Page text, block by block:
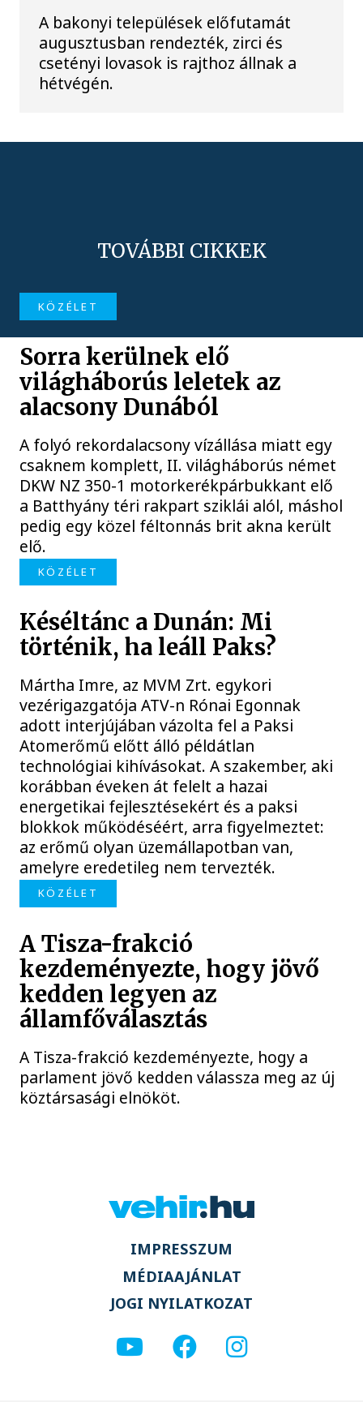
A bakonyi települések előfutamát
augusztusban rendezték, zirci és
csetényi lovasok is rajthoz állnak a
hétvégén.
TOVÁBBI CIKKEK
KÖZÉLET
Sorra kerülnek elő
világháborús leletek az
alacsony Dunából
A folyó rekordalacsony vízállása miatt egy
csaknem komplett, II. világháborús német
DKW NZ 350-1 motorkerékpárbukkant elő
a Batthyány téri rakpart sziklái alól, máshol
pedig egy közel féltonnás brit akna került
elő.
KÖZÉLET
Késéltánc a Dunán: Mi
történik, ha leáll Paks?
Mártha Imre, az MVM Zrt. egykori
vezérigazgatója ATV-n Rónai Egonnak
adott interjújában vázolta fel a Paksi
Atomerőmű előtt álló példátlan
technológiai kihívásokat. A szakember, aki
korábban éveken át felelt a hazai
energetikai fejlesztésekért és a paksi
blokkok működéséért, arra figyelmeztet:
az erőmű olyan üzemállapotban van,
amelyre eredetileg nem tervezték.
KÖZÉLET
A Tisza-frakció
kezdeményezte, hogy jövő
kedden legyen az
államfőválasztás
A Tisza-frakció kezdeményezte, hogy a
parlament jövő kedden válassza meg az új
köztársasági elnököt.
IMPRESSZUM
MÉDIAAJÁNLAT
JOGI NYILATKOZAT